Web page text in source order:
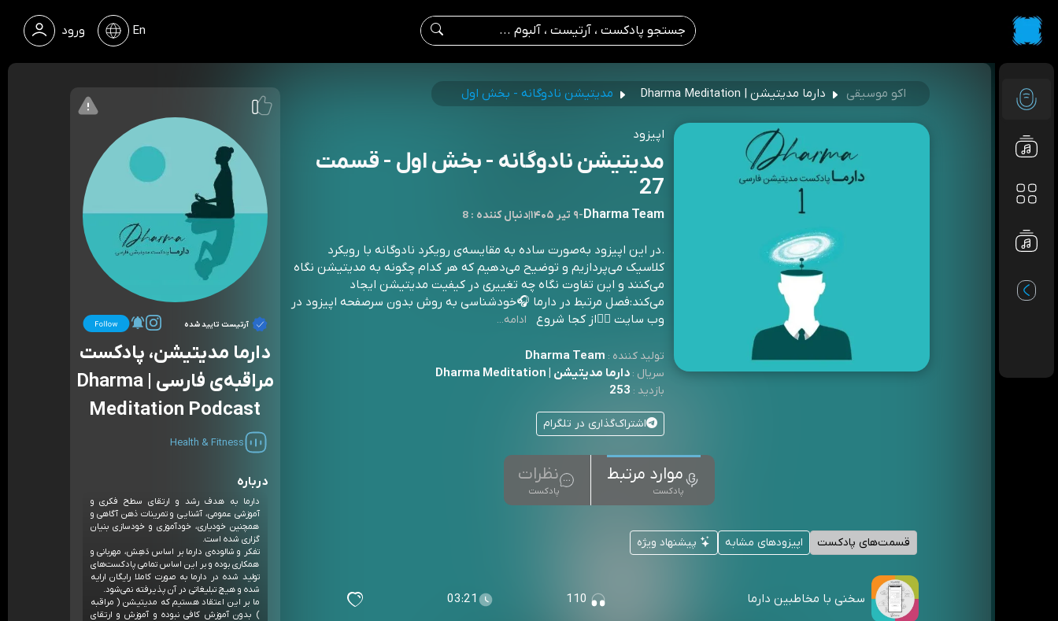
ورود En
اکو موسیقی دارما مدیتیشن | Dharma Meditation مدیتیشن نادوگانه - بخش اول
اپیزود
مدیتیشن نادوگانه - بخش اول - قسمت
27
Dharma Team
-۹ تیر ۱۴۰۵ |8 : دنبال کننده
.در این اپیزود به‌صورت ساده به مقایسه‌ی رویکرد نادوگانه با رویکرد
کلاسیک می‌پردازیم و توضیح می‌دهیم که هر کدام چگونه به مدیتیشن نگاه
می‌کنند و این تفاوت نگاه چه تغییری در کیفیت مدیتیشن ایجاد
می‌کند:فصل مرتبط در دارما 🎧خودشناسی به روش بدون سرصفحه اپیزود در
وب سایت 🧏‍♂️از کجا شروع
ادامه...
تولید کننده : Dharma Team
سریال :دارما مدیتیشن | Dharma Meditation
بازدید : 253
اشتراک‌گذاری در تلگرام
موارد مرتبط
پادکست
نظرات
پادکست
قسمت‌های پادکست اپیزودهای مشابه پیشنهاد ویژه
سخنی با مخاطبین دارما 03:21
آرتیست تایید شده
دارما مدیتیشن، پادکست
مراقبه‌ی فارسی | Dharma
Meditation Podcast
Health & Fitness
درباره
دارما به هدف رشد و ارتقای سطح فکری و
آموزشی عمومی، آشنایی و تمرینات ذهن آگاهی و
همچنین خودیاری، خودآموزی و خودسازی بنیان
گزاری شده است.
تفکر و شالوده‌ی دارما بر اساس دَهِش، مهربانی و
همکاری بوده و بر این اساس تمامی پادکست‌های
تولید شده در دارما به صورت کاملا رایگان ارایه
شده و هیچ تبلیغاتی در آن پذیرفته نمی‌شود.
ما بر این اعتقاد هستیم که مدیتیشن ( مراقبه
) بدون آموزش کافی نبوده و آموزش و ارتقای